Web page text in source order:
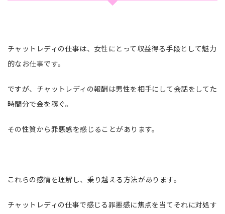
チャットレディの仕事は、女性にとって収益得る手段として魅力
的なお仕事です。
ですが、チャットレディの報酬は男性を相手にして会話をしてた
時間分で金を稼ぐ。
その性質から罪悪感を感じることがあります。
これらの感情を理解し、乗り越える方法があります。
チャットレディの仕事で感じる罪悪感に焦点を当てそれに対処す